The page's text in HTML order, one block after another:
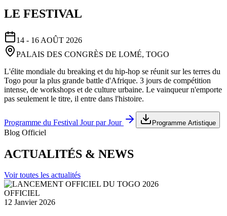
LE FESTIVAL
14 - 16 AOÛT 2026
PALAIS DES CONGRÈS DE LOMÉ, TOGO
L'élite mondiale du breaking et du hip-hop se réunit sur les terres du
Togo pour la plus grande battle d'Afrique. 3 jours de compétition
intense, de workshops et de culture urbaine. Le vainqueur n'emporte
pas seulement le titre, il entre dans l'histoire.
Programme du Festival Jour par Jour Programme Artistique
Blog Officiel
ACTUALITÉS & NEWS
Voir toutes les actualités
OFFICIEL
12 Janvier 2026